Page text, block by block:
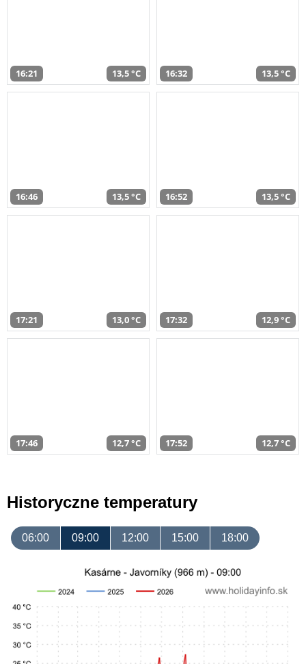
16:21 13,5 °C 16:32 13,5 °C
16:46 13,5 °C 16:52 13,5 °C
17:21 13,0 °C 17:32 12,9 °C
17:46 12,7 °C 17:52 12,7 °C
Historyczne temperatury
06:00 09:00 12:00 15:00 18:00